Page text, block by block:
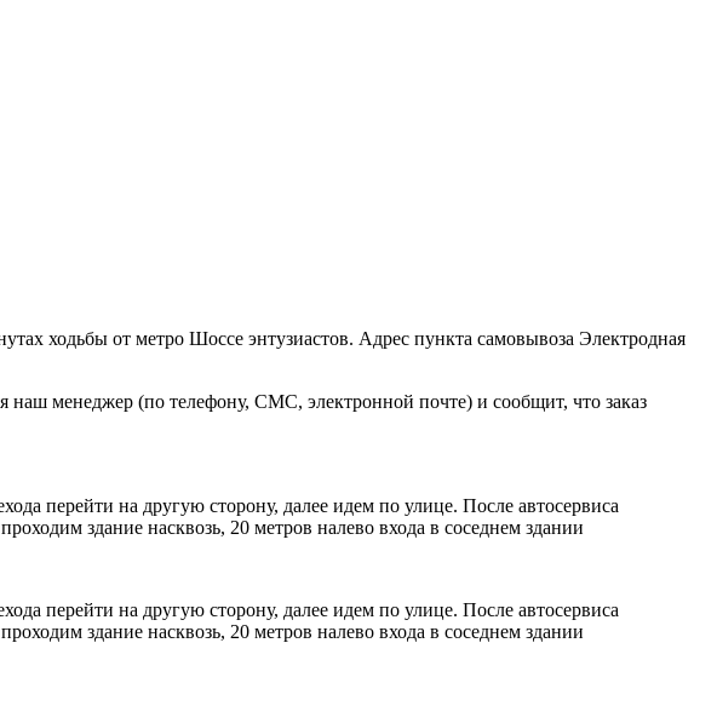
ходьбы от метро Шоссе энтузиастов. Адрес пункта самовывоза Электродная
менеджер (по телефону, СМС, электронной почте) и сообщит, что заказ
перейти на другую сторону, далее идем по улице. После автосервиса
здание насквозь, 20 метров налево входа в соседнем здании
перейти на другую сторону, далее идем по улице. После автосервиса
здание насквозь, 20 метров налево входа в соседнем здании